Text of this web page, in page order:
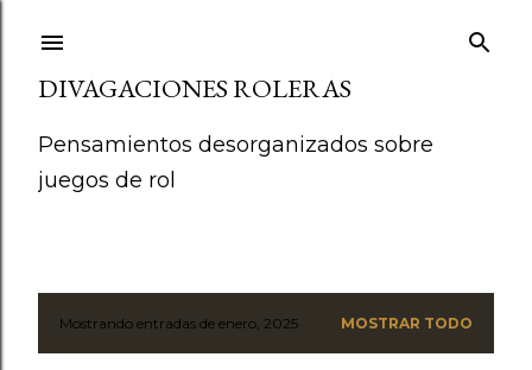
DIVAGACIONES ROLERAS
Pensamientos desorganizados sobre
juegos de rol
EMostrando entradas de enero, 2025 MOSTRAR TODO